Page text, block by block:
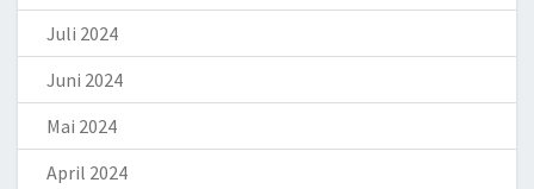
Juli 2024
Juni 2024
Mai 2024
April 2024